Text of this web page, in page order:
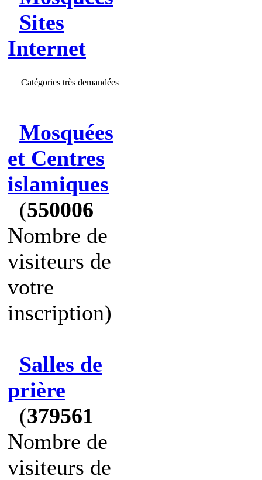
Sites
Internet
Catégories très demandées
Mosquées
et Centres
islamiques
(550006
Nombre de
visiteurs de
votre
inscription)
Salles de
prière
(379561
Nombre de
visiteurs de